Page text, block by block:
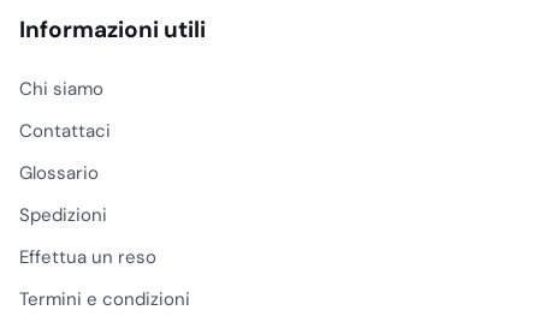
Informazioni utili
Chi siamo
Contattaci
Glossario
Spedizioni
Effettua un reso
Termini e condizioni